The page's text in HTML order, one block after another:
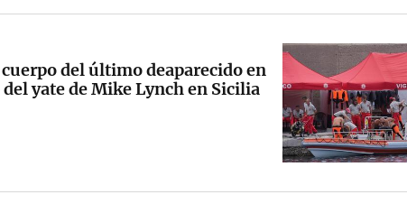
del último deaparecido en
yate de Mike Lynch en Sicilia